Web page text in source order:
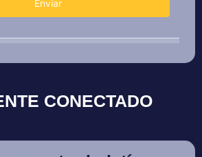
CONECTADO